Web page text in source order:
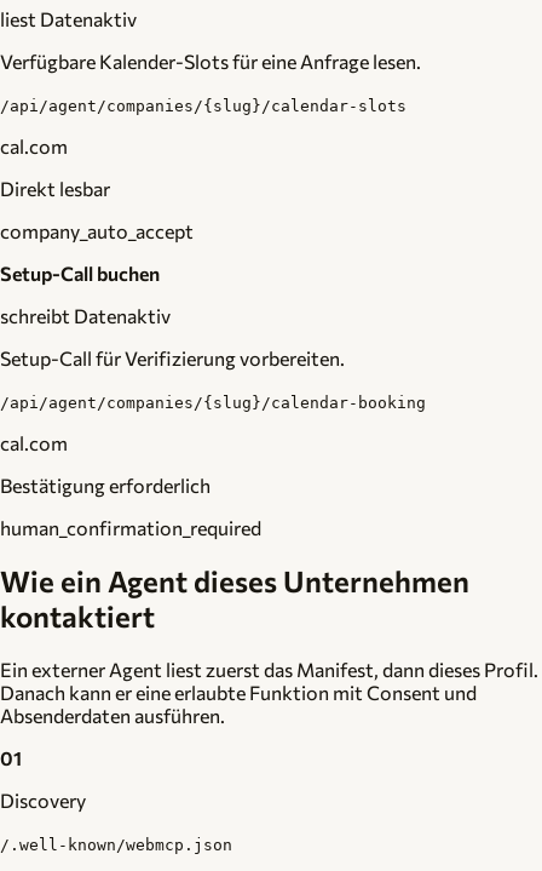
liest Datenaktiv
Verfügbare Kalender-Slots für eine Anfrage lesen.
/api/agent/companies/{slug}/calendar-slots
cal.com
Direkt lesbar
company_auto_accept
Setup-Call buchen
schreibt Datenaktiv
Setup-Call für Verifizierung vorbereiten.
/api/agent/companies/{slug}/calendar-booking
cal.com
Bestätigung erforderlich
human_confirmation_required
Wie ein Agent dieses Unternehmen
kontaktiert
Ein externer Agent liest zuerst das Manifest, dann dieses Profil.
Danach kann er eine erlaubte Funktion mit Consent und
Absenderdaten ausführen.
01
Discovery
/.well-known/webmcp.json